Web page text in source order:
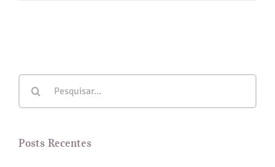
Posts Recentes